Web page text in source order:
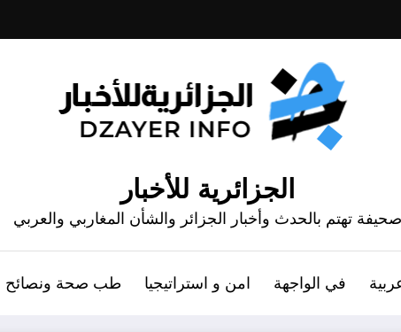
الجزائرية للأخبار
صحيفة تهتم بالحدث وأخبار الجزائر والشأن المغاربي والعربي
في الواجهة امن و استراتيجيا طب صحة ونصائح